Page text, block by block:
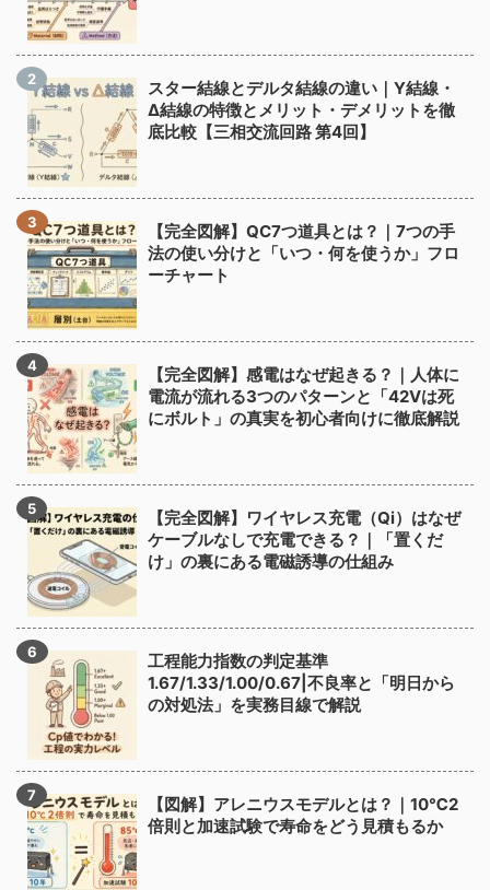
スター結線とデルタ結線の違い｜Y結線・
Δ結線の特徴とメリット・デメリットを徹
底比較【三相交流回路 第4回】
【完全図解】QC7つ道具とは？｜7つの手
法の使い分けと「いつ・何を使うか」フロ
ーチャート
【完全図解】感電はなぜ起きる？｜人体に
電流が流れる3つのパターンと「42Vは死
にボルト」の真実を初心者向けに徹底解説
【完全図解】ワイヤレス充電（Qi）はなぜ
ケーブルなしで充電できる？｜「置くだ
け」の裏にある電磁誘導の仕組み
工程能力指数の判定基準
1.67/1.33/1.00/0.67|不良率と「明日から
の対処法」を実務目線で解説
【図解】アレニウスモデルとは？｜10℃2
倍則と加速試験で寿命をどう見積もるか